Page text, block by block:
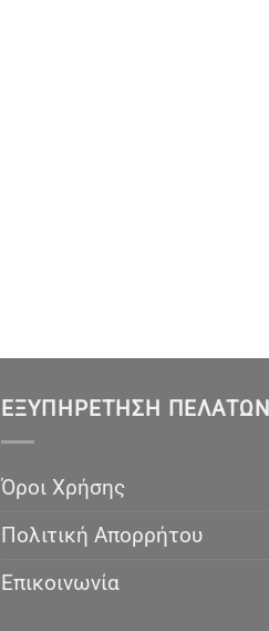
ΕΞΥΠΗΡΈΤΗΣΗ ΠΕΛΑΤΏΝ
Όροι Χρήσης
Πολιτική Απορρήτου
Επικοινωνία